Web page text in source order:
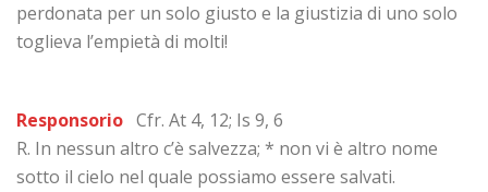
perdonata per un solo giusto e la giustizia di uno solo
toglieva l’empietà di molti!
Responsorio Cfr. At 4, 12; Is 9, 6
R. In nessun altro c’è salvezza; * non vi è altro nome
sotto il cielo nel quale possiamo essere salvati.